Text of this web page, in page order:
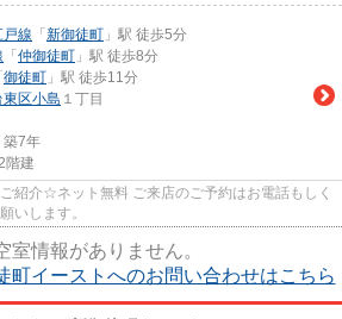
線 「 新御徒町 」駅 徒歩5分
「 仲御徒町 」駅 徒歩8分
御徒町 」駅 徒歩11分
東区小島 １丁目
築7年
階建
紹介☆ネット無料 ご来店のご予約はお電話もしく
いします。
室情報がありません。
町イーストへのお問い合わせはこちら